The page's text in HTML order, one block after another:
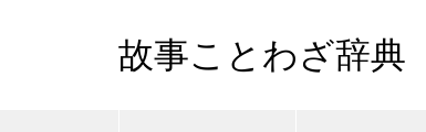
故事ことわざ辞典